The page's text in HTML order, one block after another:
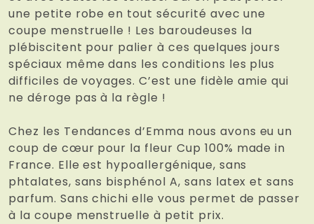
une petite robe en tout sécurité avec une
coupe menstruelle ! Les baroudeuses la
plébiscitent pour palier à ces quelques jours
spéciaux même dans les conditions les plus
difficiles de voyages. C’est une fidèle amie qui
ne déroge pas à la règle !
Chez les Tendances d’Emma nous avons eu un
coup de cœur pour la fleur Cup 100% made in
France. Elle est hypoallergénique, sans
phtalates, sans bisphénol A, sans latex et sans
parfum. Sans chichi elle vous permet de passer
à la coupe menstruelle à petit prix.